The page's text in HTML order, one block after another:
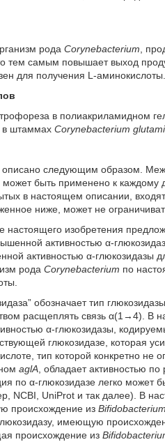
родаCorynebacterium ,
тем самым повышает выход
для получения L-аминокислоты.
в полиакриламидном
в штаммахCorynebacterium
описано следующим образом.
быть применено к
в настоящем описании,
ниже, может не
настоящего изобретения
активностью α-
активностью α-глюкозидазы
родаCorynebacterium по
обозначает тип
расщеплять связь α(1→4). В
α-глюкозидазы,
глюкозидазе, которая
тип которой конкретно не
aglA , обладает активностью
по α-глюкозидазе легко может
NCBI, UniProt и так далее). В
происхождение из
глюкозидазу, имеющую
происхождение из